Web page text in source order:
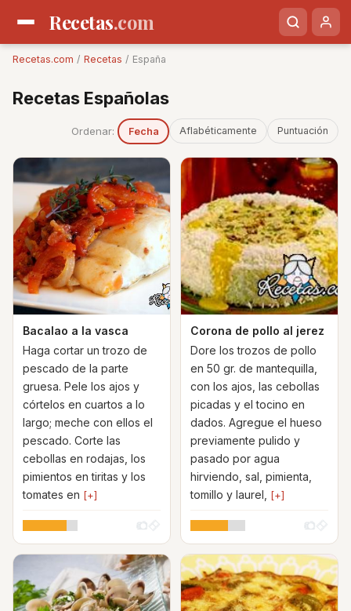
Recetas.com
Recetas.com / Recetas / España
Recetas Españolas
Ordenar: Fecha Aflabéticamente Puntuación
Bacalao a la vasca
Haga cortar un trozo de
pescado de la parte
gruesa. Pele los ajos y
córtelos en cuartos a lo
largo; meche con ellos el
pescado. Corte las
cebollas en rodajas, los
pimientos en tiritas y los
tomates en [+]
Corona de pollo al jerez
Dore los trozos de pollo
en 50 gr. de mantequilla,
con los ajos, las cebollas
picadas y el tocino en
dados. Agregue el hueso
previamente pulido y
pasado por agua
hirviendo, sal, pimienta,
tomillo y laurel, [+]